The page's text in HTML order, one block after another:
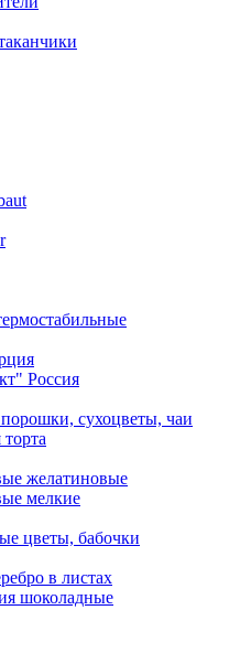
Россия
сухоцветы, чаи
желатиновые
мелкие
цветы, бабочки
в листах
шоколадные